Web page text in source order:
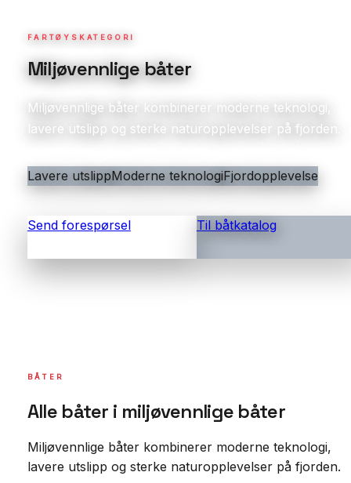
FARTØYSKATEGORI
Miljøvennlige båter
Miljøvennlige båter kombinerer moderne teknologi,
lavere utslipp og sterke naturopplevelser på fjorden.
Lavere utslippModerne teknologiFjordopplevelse
Send forespørsel Til båtkatalog
BÅTER
Alle båter i miljøvennlige båter
Miljøvennlige båter kombinerer moderne teknologi,
lavere utslipp og sterke naturopplevelser på fjorden.